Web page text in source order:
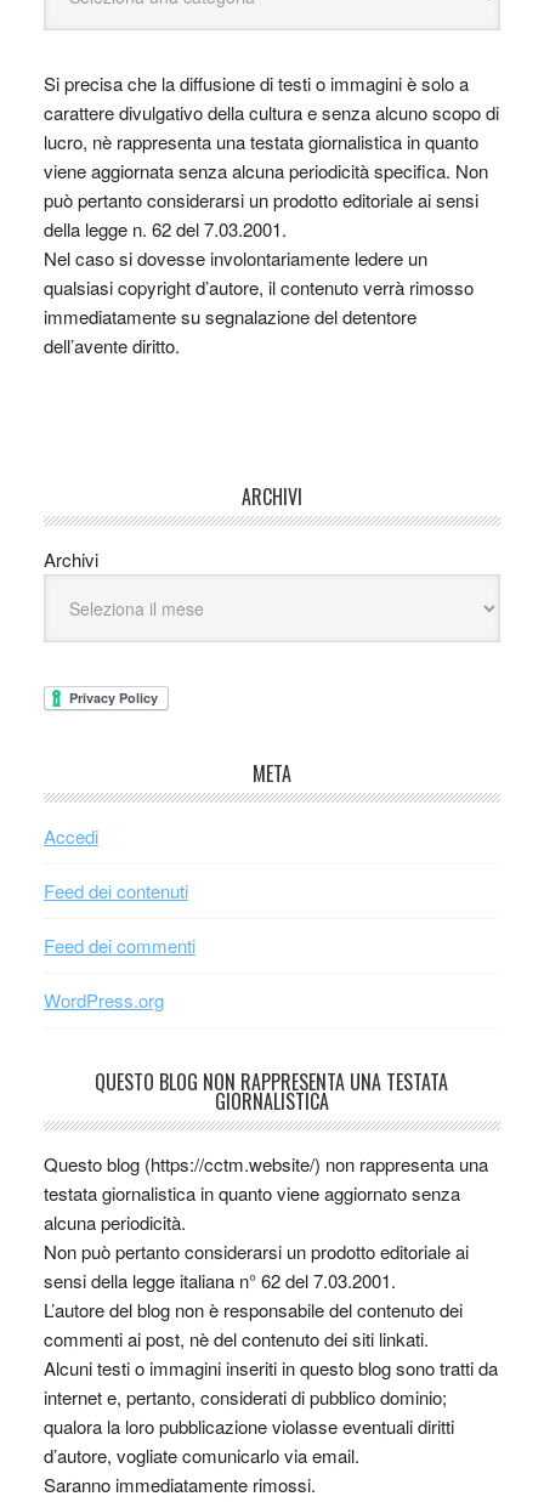
Si precisa che la diffusione di testi o immagini è solo a
carattere divulgativo della cultura e senza alcuno scopo di
lucro, nè rappresenta una testata giornalistica in quanto
viene aggiornata senza alcuna periodicità specifica. Non
può pertanto considerarsi un prodotto editoriale ai sensi
della legge n. 62 del 7.03.2001.
Nel caso si dovesse involontariamente ledere un
qualsiasi copyright d’autore, il contenuto verrà rimosso
immediatamente su segnalazione del detentore
dell’avente diritto.
ARCHIVI
Archivi
META
Accedi
Feed dei contenuti
Feed dei commenti
WordPress.org
QUESTO BLOG NON RAPPRESENTA UNA TESTATA
GIORNALISTICA
Questo blog (https://cctm.website/) non rappresenta una
testata giornalistica in quanto viene aggiornato senza
alcuna periodicità.
Non può pertanto considerarsi un prodotto editoriale ai
sensi della legge italiana n° 62 del 7.03.2001.
L’autore del blog non è responsabile del contenuto dei
commenti ai post, nè del contenuto dei siti linkati.
Alcuni testi o immagini inseriti in questo blog sono tratti da
internet e, pertanto, considerati di pubblico dominio;
qualora la loro pubblicazione violasse eventuali diritti
d’autore, vogliate comunicarlo via email.
Saranno immediatamente rimossi.